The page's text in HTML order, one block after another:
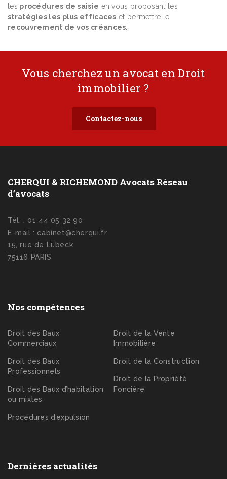
les procédures de saisie en vous proposant les
stratégies les plus efficaces et permettre le
recouvrement de vos créances
Vous cherchez un avocat en Droit
immobilier ?
Contactez-nous
CHERQUI & RICHEMOND Avocats Réseau
d’avocats
Tél. : 01 44 05 32 90
E-mail : cabinet@cherqui.fr
15, rue de Lübeck
75116 PARIS
Nos compétences
Droit des Baux
Commerciaux
Droit des Baux
Professionnels
Droit des Baux d’habitation
ou mixtes
Procédures d’expulsion
Droit de la Vente
Immobilière
Droit de la Construction
Droit de la Propriété
Foncière
Dernières actualités